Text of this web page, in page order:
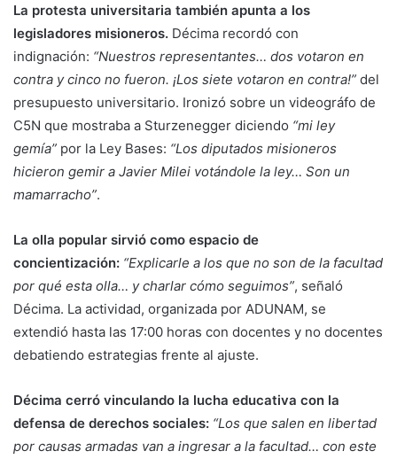
La protesta universitaria también apunta a los
legisladores misioneros. Décima recordó con
indignación: “Nuestros representantes… dos votaron en
contra y cinco no fueron. ¡Los siete votaron en contra!” del
presupuesto universitario. Ironizó sobre un videográfo de
C5N que mostraba a Sturzenegger diciendo “mi ley
gemía” por la Ley Bases: “Los diputados misioneros
hicieron gemir a Javier Milei votándole la ley… Son un
mamarracho”.
La olla popular sirvió como espacio de
concientización: “Explicarle a los que no son de la facultad
por qué esta olla… y charlar cómo seguimos”, señaló
Décima. La actividad, organizada por ADUNAM, se
extendió hasta las 17:00 horas con docentes y no docentes
debatiendo estrategias frente al ajuste.
Décima cerró vinculando la lucha educativa con la
defensa de derechos sociales: “Los que salen en libertad
por causas armadas van a ingresar a la facultad… con este